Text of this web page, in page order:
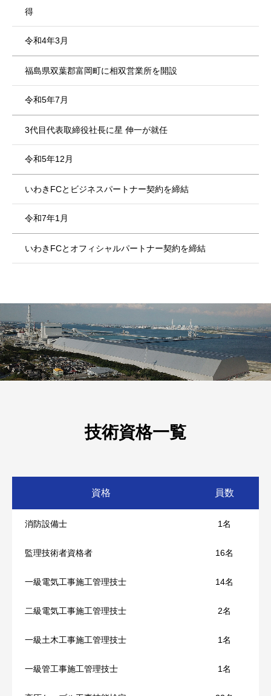
得
令和4年3月
福島県双葉郡富岡町に相双営業所を開設
令和5年7月
3代目代表取締役社長に星 伸一が就任
令和5年12月
いわきFCとビジネスパートナー契約を締結
令和7年1月
いわきFCとオフィシャルパートナー契約を締結
創業
昭和43年2月
嵐電気工事株式会社を設立（資本金150万円）
資本金を360万円に増資
資本金を540万円に増資
昭和50年3月
資本金を1,200万円に増資
平成5年10月
資本金を1,500万円に増資
建設業許可 電気工事業 国交大臣 第6559号を取得
平成14年2月
建設業許可 電気通信工事業 国交大臣 第6559号を取
取得
令和2年8月
建設業許可 機械器具設置工事業 国交大臣 第6559号
勿来火力発電所8号 60万KW 新設工事(福島県いわき市佐
糠町)
昭和58年12月
ちなか市)
令和4年8月
武豊火力発電所5号機 107万KW 新設工事(愛知県知多郡武
技術資格一覧
資格 員数
消防設備士 1名
監理技術者資格者 16名
一級電気工事施工管理技士 14名
二級電気工事施工管理技士 2名
一級土木工事施工管理技士 1名
一級管工事施工管理技士 1名